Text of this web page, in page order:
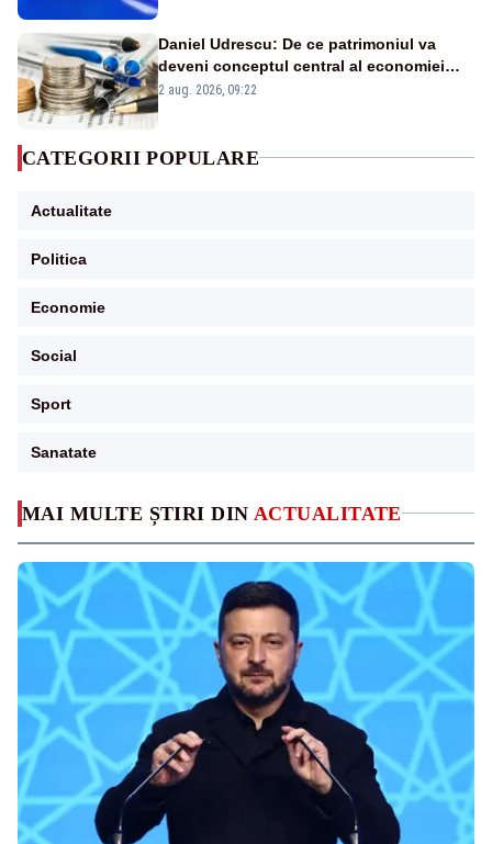
MAI MULTE ȘTIRI DIN ACTUALITATE
Daniel Udrescu: De ce patrimoniul va
deveni conceptul central al economiei
viitoare?
2 aug. 2026, 09:22
CATEGORII POPULARE
Actualitate
Politica
Economie
Social
Sport
Sanatate